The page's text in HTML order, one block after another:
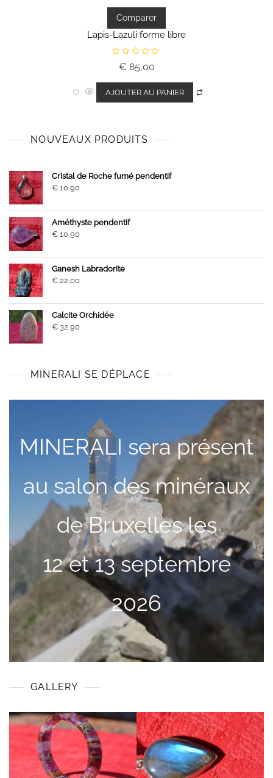
Comparer
Lapis-Lazuli forme libre
e
0
€ 85,00
AJOUTER AU PANIER
NOUVEAUX PRODUITS
Cristal de Roche fumé pendentif
€ 10,90
Améthyste pendentif
€ 10,90
Ganesh Labradorite
€ 22,00
Calcite Orchidée
€ 32,90
MINERALI SE DÉPLACE
MINERALI sera présent
au salon des minéraux
de Bruxelles les
12 et 13 septembre
2026
GALLERY